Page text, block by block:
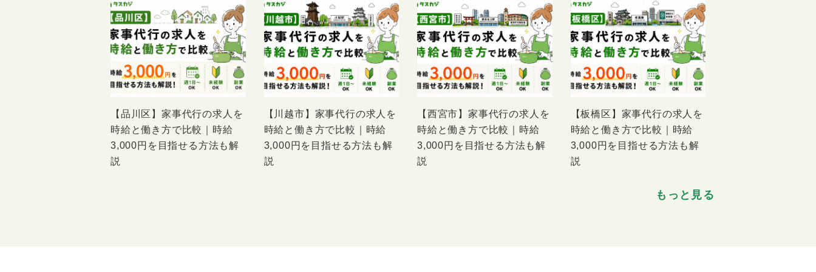
【品川区】家事代行の求人を
時給と働き方で比較｜時給
3,000円を目指せる方法も解
説
【川越市】家事代行の求人を
時給と働き方で比較｜時給
3,000円を目指せる方法も解
説
【西宮市】家事代行の求人を
時給と働き方で比較｜時給
3,000円を目指せる方法も解
説
【板橋区】家事代行の求人を
時給と働き方で比較｜時給
3,000円を目指せる方法も解
説
もっと見る